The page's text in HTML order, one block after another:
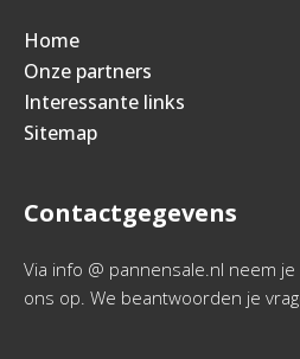
Home
Onze partners
Interessante links
Sitemap
Contactgegevens
Via info @ pannensale.nl neem
ons op. We beantwoorden je